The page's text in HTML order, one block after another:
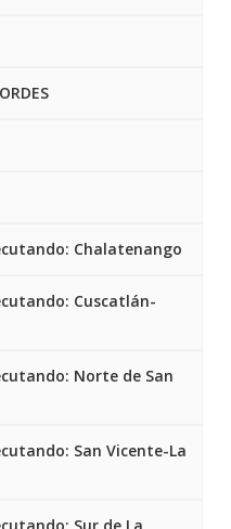
Chalatenango
Cuscatlán-
Norte de San
San Vicente-La